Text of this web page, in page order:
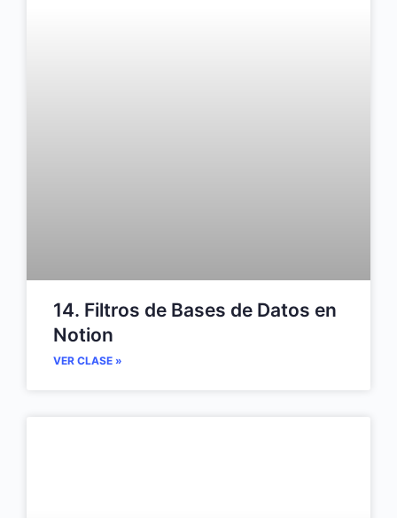
14. Filtros de Bases de Datos en
Notion
VER CLASE »